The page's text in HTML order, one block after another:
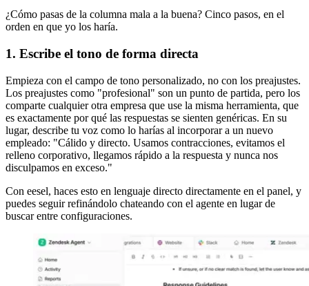
¿Cómo pasas de la columna mala a la buena? Cinco pasos, en el
orden en que yo los haría.
1. Escribe el tono de forma directa
Empieza con el campo de tono personalizado, no con los preajustes.
Los preajustes como "profesional" son un punto de partida, pero los
comparte cualquier otra empresa que use la misma herramienta, que
es exactamente por qué las respuestas se sienten genéricas. En su
lugar, describe tu voz como lo harías al incorporar a un nuevo
empleado: "Cálido y directo. Usamos contracciones, evitamos el
relleno corporativo, llegamos rápido a la respuesta y nunca nos
disculpamos en exceso."
Con eesel, haces esto en lenguaje directo directamente en el panel, y
puedes seguir refinándolo chateando con el agente en lugar de
buscar entre configuraciones.